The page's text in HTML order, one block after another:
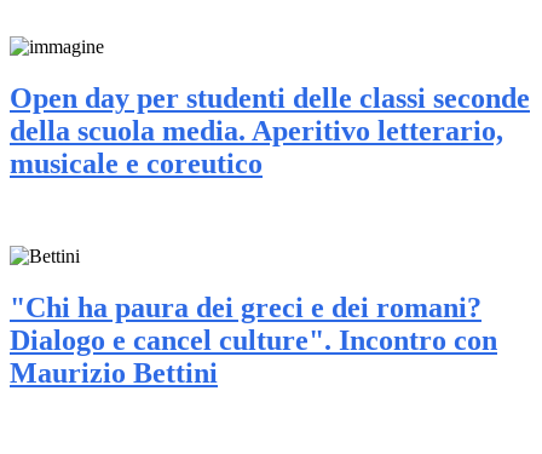
Open day per studenti delle classi seconde
della scuola media. Aperitivo letterario,
musicale e coreutico
"Chi ha paura dei greci e dei romani?
Dialogo e cancel culture". Incontro con
Maurizio Bettini